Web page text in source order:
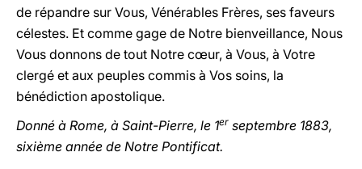
de répandre sur Vous, Vénérables Frères, ses faveurs
célestes. Et comme gage de Notre bienveillance, Nous
Vous donnons de tout Notre cœur, à Vous, à Votre
clergé et aux peuples commis à Vos soins, la
bénédiction apostolique.
Donné à Rome, à Saint-Pierre, le 1er septembre 1883,
sixième année de Notre Pontificat.